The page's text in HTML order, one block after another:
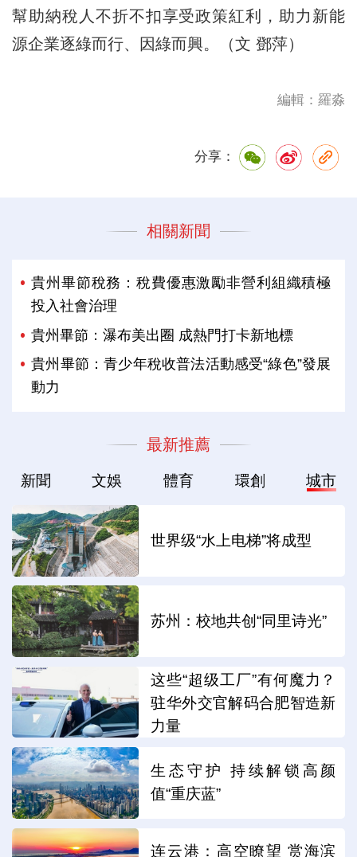
幫助納稅人不折不扣享受政策紅利，助力新能
源企業逐綠而行、因綠而興。（文 鄧萍）
編輯：羅淼
分享：
相關新聞
貴州畢節稅務：稅費優惠激勵非營利組織積極
投入社會治理
貴州畢節：瀑布美出圈 成熱門打卡新地標
貴州畢節：青少年稅收普法活動感受“綠色”發展
動力
最新推薦
新聞 文娛 體育 環創 城市
世界级“水上电梯”将成型
苏州：校地共创“同里诗光”
这些“超级工厂”有何魔力？
驻华外交官解码合肥智造新
力量
生态守护 持续解锁高颜
值“重庆蓝”
连云港：高空瞭望 赏海滨